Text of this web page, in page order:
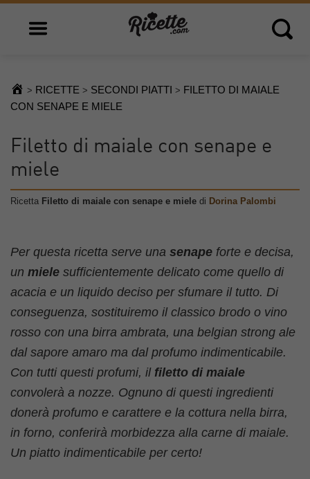
Open main menu Open
> RICETTE > SECONDI PIATTI > FILETTO DI MAIALE
CON SENAPE E MIELE
Filetto di maiale con senape e
miele
Ricetta Filetto di maiale con senape e miele di Dorina Palombi
Per questa ricetta serve una senape forte e decisa,
un miele sufficientemente delicato come quello di
acacia e un liquido deciso per sfumare il tutto. Di
conseguenza, sostituiremo il classico brodo o vino
rosso con una birra ambrata, una belgian strong ale
dal sapore amaro ma dal profumo indimenticabile.
Con tutti questi profumi, il filetto di maiale
convolerà a nozze. Ognuno di questi ingredienti
donerà profumo e carattere e la cottura nella birra,
in forno, conferirà morbidezza alla carne di maiale.
Un piatto indimenticabile per certo!